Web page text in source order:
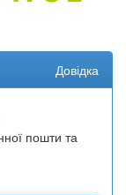
Довідка
пошти та